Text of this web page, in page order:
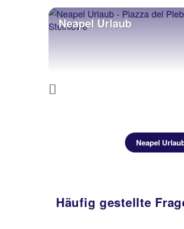
Previous
Neapel Urlaub
Neapel
Häufig gestellte